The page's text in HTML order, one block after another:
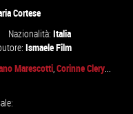
Cortese
Nazionalità:Italia
Ismaele Film
Marescotti,Corinne Clery...